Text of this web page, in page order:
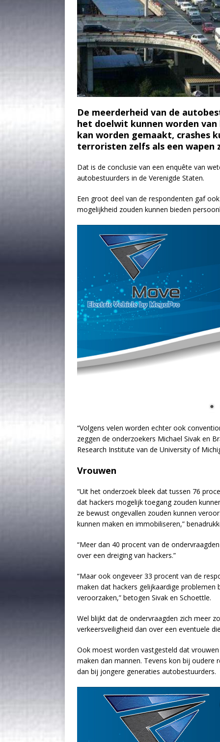
De meerderheid van de
het doelwit kunnen worden
kan worden gemaakt, crashes
terroristen zelfs als een wapen
Dat is de conclusie van een enquête van
autobestuurders in de Verenigde Staten.
Een groot deel van de respondenten gaf
mogelijkheid zouden kunnen bieden
“Volgens velen worden echter ook
zeggen de onderzoekers Michael Sivak en
Research Institute van de University of
Vrouwen
“Uit het onderzoek bleek dat tussen 76
dat hackers mogelijk toegang zouden
ze bewust ongevallen zouden kunnen
kunnen maken en immobiliseren,”
“Meer dan 40 procent van de
over een dreiging van hackers.”
“Maar ook ongeveer 33 procent van de
maken dat hackers gelijkaardige
veroorzaken,” betogen Sivak en Schoettle.
Wel blijkt dat de ondervraagden zich meer
verkeersveiligheid dan over een eventuele
Ook moest worden vastgesteld dat
maken dan mannen. Tevens kon bij
dan bij jongere generaties autobestuurders.